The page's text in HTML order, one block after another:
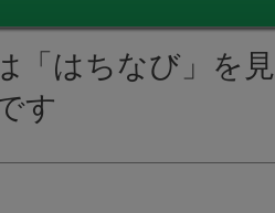
「はちなび」を
す